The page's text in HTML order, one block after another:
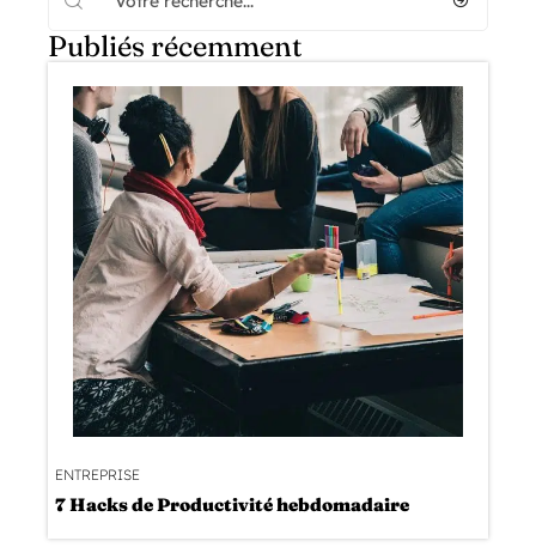
Publiés récemment
ENTREPRISE
7 Hacks de Productivité hebdomadaire